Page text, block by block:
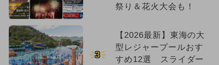
祭り＆花火大会も！
3
【2026最新】東海の大
型レジャープールおす
すめ12選 スライダー